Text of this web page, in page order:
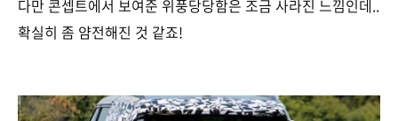
다만 콘셉트에서 보여준 위풍당당함은 조금 사라진 느낌인데..
확실히 좀 얌전해진 것 같죠!